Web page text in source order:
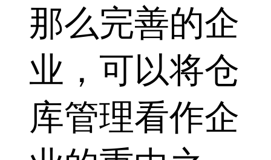
那么完善的企
业，可以将仓
库管理看作企